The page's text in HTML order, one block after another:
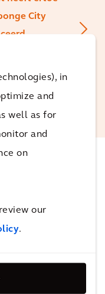
in
and
well as for
and
on
our
.
City
Water
"Sponge City